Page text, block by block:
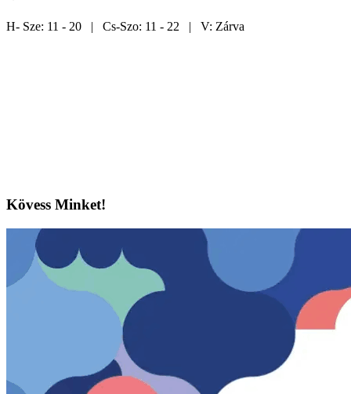
H- Sze: 11 - 20 | Cs-Szo: 11 - 22 | V: Zárva
Kövess Minket!